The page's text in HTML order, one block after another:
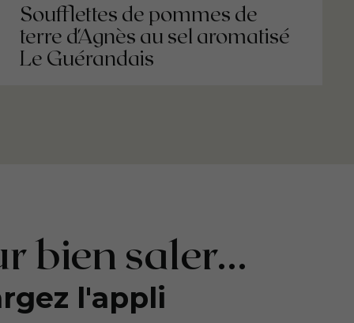
Soufflettes de pommes de
terre d'Agnès au sel aromatisé
Le Guérandais
bien saler...
l'appli